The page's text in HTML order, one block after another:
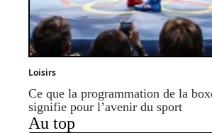
Loisirs
Ce que la programmation de la
signifie pour l’avenir du sport
Au top